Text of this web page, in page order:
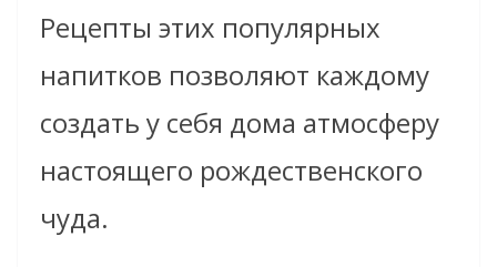
Рецепты этих популярных
напитков позволяют каждому
создать у себя дома атмосферу
настоящего рождественского
чуда.